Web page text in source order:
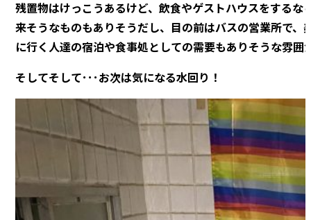
残置物はけっこうあるけど、飲食やゲストハウスをするな
来そうなものもありそうだし、目の前はバスの営業所で、
に行く人達の宿泊や食事処としての需要もありそうな雰囲
そしてそして･･･お次は気になる水回り！